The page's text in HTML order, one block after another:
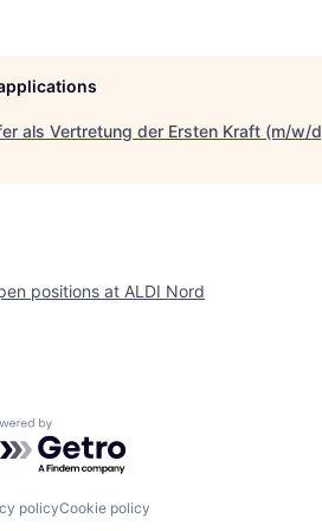
als Vertretung der Ersten Kraft (m/w/
positions at ALDI Nord
by Getro.com
policyCookie policy